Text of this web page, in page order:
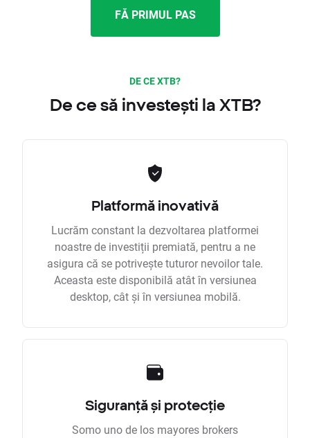
FĂ PRIMUL PAS
DE CE XTB?
De ce să investești la XTB?
Platformă inovativă
Lucrăm constant la dezvoltarea platformei
noastre de investiții premiată, pentru a ne
asigura că se potrivește tuturor nevoilor tale.
Aceasta este disponibilă atât în versiunea
desktop, cât și în versiunea mobilă.
Siguranță și protecție
Somo uno de los mayores brokers